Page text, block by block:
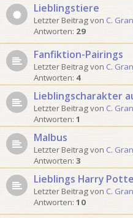
Lieblingstiere
Letzter Beitrag von C.
Antworten: 29
Fanfiktion-Pairings
Letzter Beitrag von C.
Antworten: 4
Lieblingscharakter
Letzter Beitrag von C.
Antworten: 1
Malbus
Letzter Beitrag von C.
Antworten: 3
Lieblings Harry
Letzter Beitrag von C.
Antworten: 10